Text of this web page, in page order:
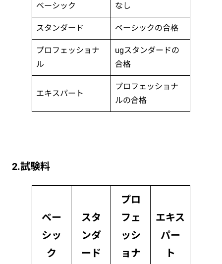
ベーシック なし
スタンダード ベーシックの合格
プロフェッショナ
ル
ugスタンダードの
合格
エキスパート
プロフェッショナ
ルの合格
2.試験料
ベー
シッ
ク
スタ
ンダ
ード
プロ
フェ
ッシ
ョナ
エキス
パー
ト